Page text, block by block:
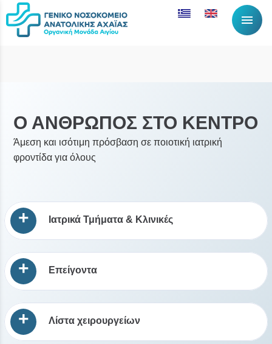
menu
Ο ΑΝΘΡΩΠΟΣ ΣΤΟ ΚΕΝΤΡΟ
Άμεση και ισότιμη πρόσβαση σε ποιοτική ιατρική
φροντίδα για όλους
+ Ιατρικά Τμήματα & Κλινικές
+ Επείγοντα
+ Λίστα χειρουργείων